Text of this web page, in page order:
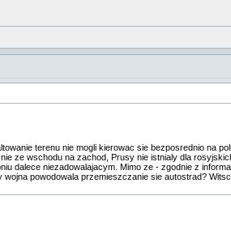
terenu nie mogli kierowac sie bezposrednio na
ze wschodu na zachod, Prusy nie istnialy dla
dalece niezadowalajacym. Mimo ze - zgodnie z
powodowala przemieszczanie sie autostrad?